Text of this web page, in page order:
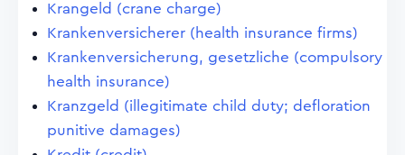
Krangeld (crane charge)
Krankenversicherer (health insurance firms)
Krankenversicherung, gesetzliche (compulsory
health insurance)
Kranzgeld (illegitimate child duty; defloration
punitive damages)